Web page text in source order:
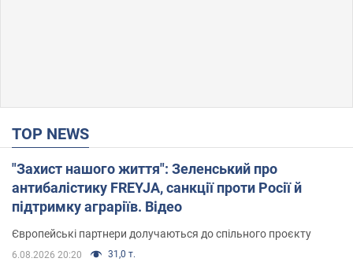
TOP NEWS
"Захист нашого життя": Зеленський про
антибалістику FREYJA, санкції проти Росії й
підтримку аграріїв. Відео
Європейські партнери долучаються до спільного проєкту
6.08.2026 20:20 31,0 т.